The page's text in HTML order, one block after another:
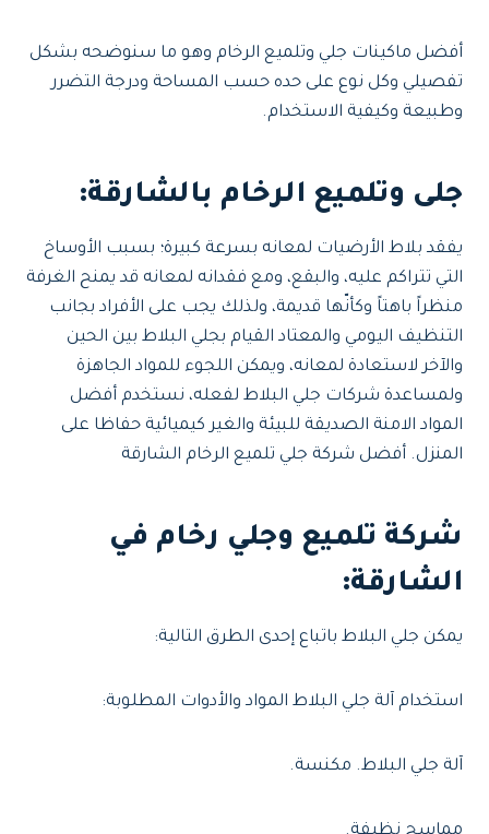
أفضل ماكينات جلي وتلميع الرخام وهو ما سنوضحه بشكل
تفصيلي وكل نوع على حده حسب المساحة ودرجة التضرر
وطبيعة وكيفية الاستخدام.
جلى وتلميع الرخام بالشارقة:
يفقد بلاط الأرضيات لمعانه بسرعة كبيرة؛ بسبب الأوساخ
التي تتراكم عليه، والبقع، ومع فقدانه لمعانه قد يمنح الغرفة
منظراً باهتاً وكأنّها قديمة، ولذلك يجب على الأفراد بجانب
التنظيف اليومي والمعتاد القيام بجلي البلاط بين الحين
والآخر لاستعادة لمعانه، ويمكن اللجوء للمواد الجاهزة
ولمساعدة شركات جلي البلاط لفعله، نستخدم أفضل
المواد الامنة الصديقة للبيئة والغير كيميائية حفاظا على
المنزل. أفضل شركة جلي تلميع الرخام الشارقة
شركة تلميع وجلي رخام في
الشارقة:
يمكن جلي البلاط باتباع إحدى الطرق التالية:
استخدام آلة جلي البلاط المواد والأدوات المطلوبة:
آلة جلي البلاط. مكنسة.